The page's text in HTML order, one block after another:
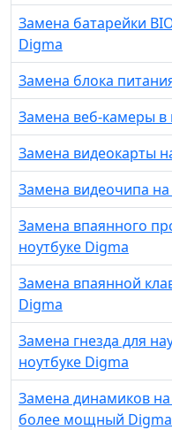
Замена батарейки
Digma
Замена блока
Замена веб-камеры в
Замена видеокарты
Замена видеочипа на
Замена впаянного
ноутбуке Digma
Замена впаянной
Digma
Замена гнезда для
ноутбуке Digma
Замена динамиков на
более мощный Digma